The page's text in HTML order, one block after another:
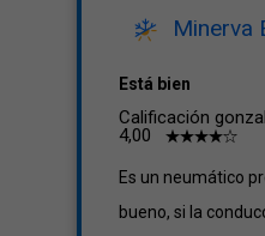
Minerva
Está bien
Calificación
4,00
Es un neumático
bueno, si la